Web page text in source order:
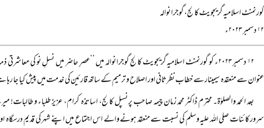
گورنمنٹ اسلامیہ گریجویٹ کالج، گوجرانوالہ
۱۲ دسمبر ۲۰۲۳ء
۱۲ دسمبر ۲۰۲۳ء کو گورنمنٹ اسلامیہ گریجویٹ کالج گوجرانوالہ میں ’’عصرِ حاضر میں نسلِ نو کی
عنوان سے منعقدہ سیمینار سے خطاب نظرثانی اور اصلاح و ترمیم کے ساتھ قارئین کی خدمت میں پیش کیا جا
بعد الحمد والصلوٰۃ۔ محترم ڈاکٹر محمد زمان چیمہ صاحب پرنسپل کالج، اساتذہ کرام، عزیز طلباء و
سرور کائنات صلی اللہ علیہ وسلم کی نسبت سے منعقد ہونے والے اس اجتماع میں اپنے شہر کی قدیم درسگاہ اور